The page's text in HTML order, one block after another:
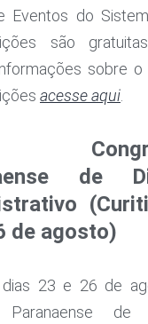
Eventos do
são
sobre o
acesse aqui.
de
de agosto)
23 e 26 de
Paranaense de